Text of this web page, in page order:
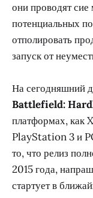
они проводят
потенциальных
отполировать
запуск от
На сегодняшний
Battlefield:
платформах,
PlayStation 3 и
то, что релиз
2015 года,
стартует в